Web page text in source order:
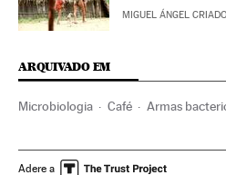
MIGUEL ÁNGEL CRIADO
ARQUIVADO EM
Microbiologia Café Armas
Alimentos Cultura Saúde
Adere a